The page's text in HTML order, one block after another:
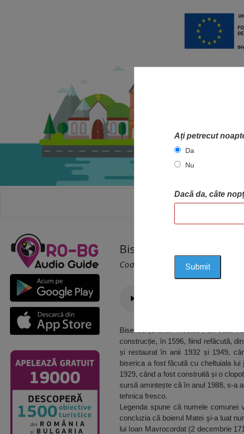
ACASA
Biserica Sfântul
Cod 1696
Biserica „Sfântul Nicolae“, din satul
construcție, în 1596, fiind refăcută,
și restaurat în anii 1932 și 1949,
biserica a fost făcută cu cheltuiala
1929, când a fost construită și o
sursă amintește că în anul 1988, s-a
tehnica fresco.
Legenda spune că numele comunei
concluzia că boierul Matei şi-a luat
lui Ioan Mavrocordat (2 decembrie
Ați petrecut
Da
Nu
Dacă da, câte